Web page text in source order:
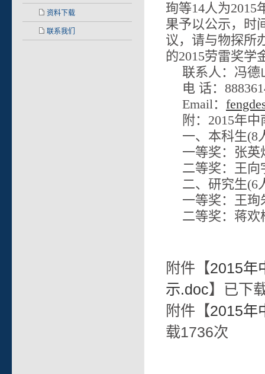
资料下载
联系我们
珣等14人为
果予以公示，时
议，请与物探所
的2015劳雷奖学
联系人：冯德
电 话：
Email：
附：2015年
一、本科生(8
一等奖：张英
二等奖：王
二、研究生(6
一等奖：王珣
二等奖：蒋欢
附件【2015年
示.doc】已下
附件【2015年
载1736次